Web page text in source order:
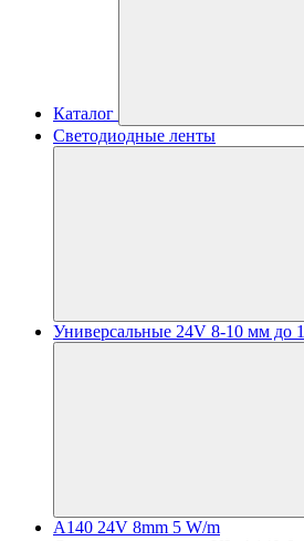
Каталог
Светодиодные ленты
Универсальные 24V 8-10 мм до
A140 24V 8mm 5 W/m